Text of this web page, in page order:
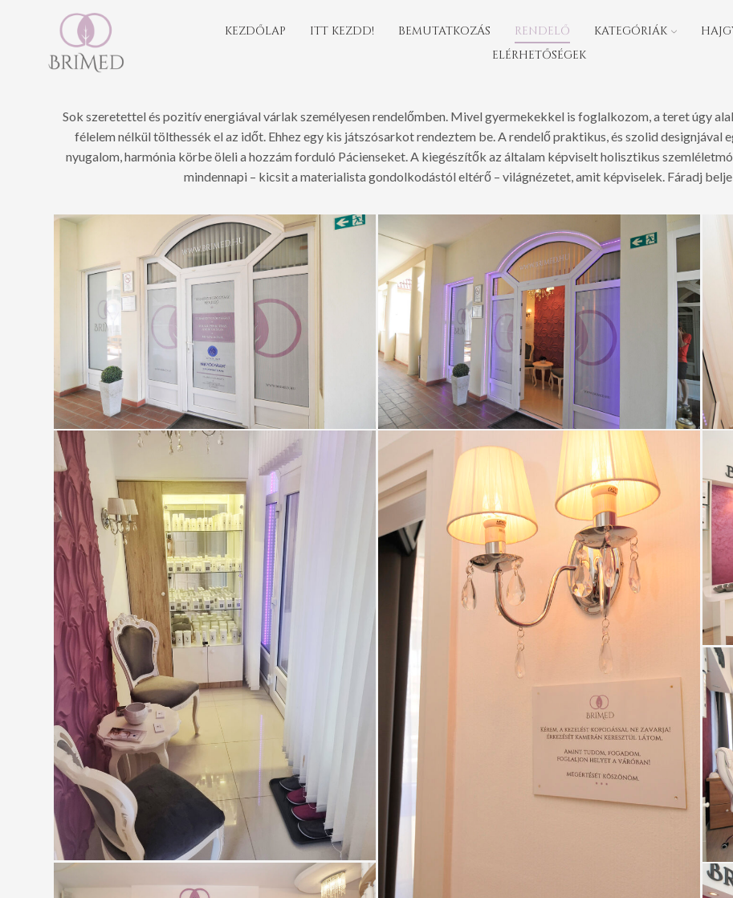
KEZDŐLAP ITT KEZDD! BEMUTATKOZÁS RENDELŐ KATEGÓRIÁK
ELÉRHETŐSÉGEK
Sok szeretettel és pozitív energiával várlak személyesen rendelőmben. Mivel gyermekekkel is foglalkozom, a teret úgy
félelem nélkül tölthessék el az időt. Ehhez egy kis játszósarkot rendeztem be. A rendelő praktikus, és szolid designjával
nyugalom, harmónia körbe öleli a hozzám forduló Pácienseket. A kiegészítők az általam képviselt holisztikus
mindennapi – kicsit a materialista gondolkodástól eltérő – világnézetet, amit képviselek. Fáradj